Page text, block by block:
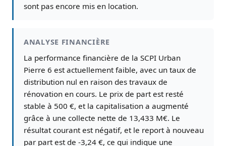
sont pas encore mis en location.
ANALYSE FINANCIÈRE
La performance financière de la SCPI Urban
Pierre 6 est actuellement faible, avec un taux de
distribution nul en raison des travaux de
rénovation en cours. Le prix de part est resté
stable à 500 €, et la capitalisation a augmenté
grâce à une collecte nette de 13,433 M€. Le
résultat courant est négatif, et le report à nouveau
par part est de -3,24 €, ce qui indique une